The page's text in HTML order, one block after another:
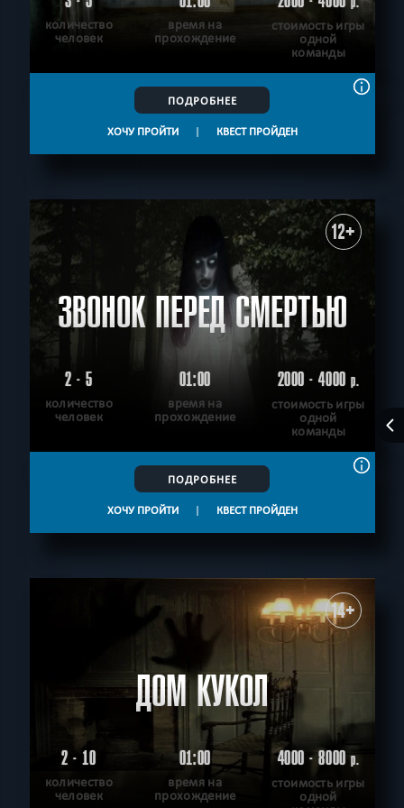
количество
человек
время на
прохождение
стоимость игры
одной
команды
ПОДРОБНЕЕ
ХОЧУ ПРОЙТИ | КВЕСТ ПРОЙДЕН
12+
ЗВОНОК ПЕРЕД СМЕРТЬЮ
2 - 5
количество
человек
01:00
время на
прохождение
2000 - 4000р.
стоимость игры
одной
команды
ПОДРОБНЕЕ
ХОЧУ ПРОЙТИ | КВЕСТ ПРОЙДЕН
14+
ДОМ КУКОЛ
2 - 10
количество
человек
01:00
время на
прохождение
4000 - 8000р.
стоимость игры
одной